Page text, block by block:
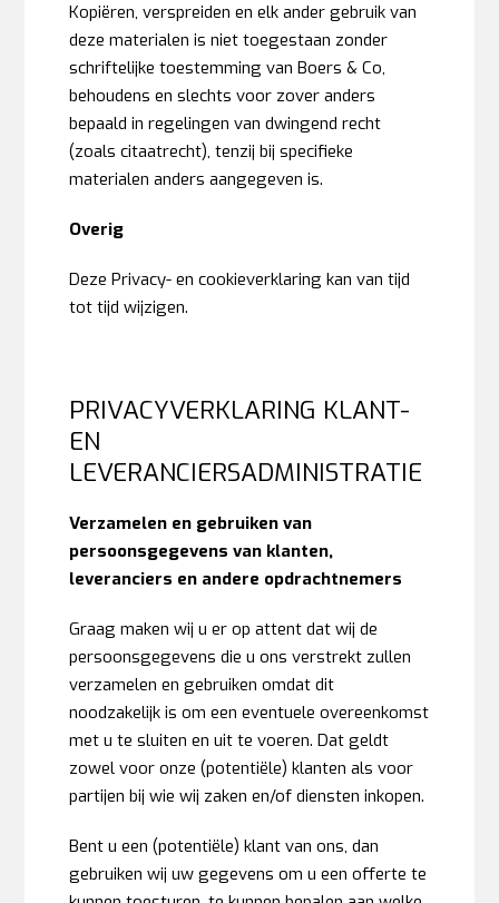
Kopiëren, verspreiden en elk ander gebruik van
deze materialen is niet toegestaan zonder
schriftelijke toestemming van Boers & Co,
behoudens en slechts voor zover anders
bepaald in regelingen van dwingend recht
(zoals citaatrecht), tenzij bij specifieke
materialen anders aangegeven is.
Overig
Deze Privacy- en cookieverklaring kan van tijd
tot tijd wijzigen.
PRIVACYVERKLARING KLANT-
EN
LEVERANCIERSADMINISTRATIE
Verzamelen en gebruiken van
persoonsgegevens van klanten,
leveranciers en andere opdrachtnemers
Graag maken wij u er op attent dat wij de
persoonsgegevens die u ons verstrekt zullen
verzamelen en gebruiken omdat dit
noodzakelijk is om een eventuele overeenkomst
met u te sluiten en uit te voeren. Dat geldt
zowel voor onze (potentiële) klanten als voor
partijen bij wie wij zaken en/of diensten inkopen.
Bent u een (potentiële) klant van ons, dan
gebruiken wij uw gegevens om u een offerte te